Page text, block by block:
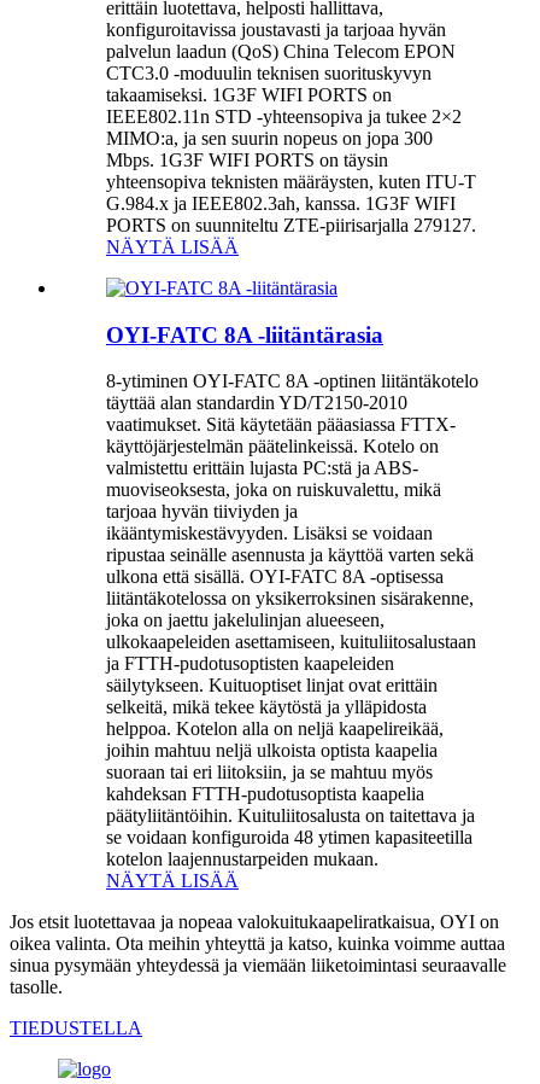
erittäin luotettava, helposti hallittava,
konfiguroitavissa joustavasti ja tarjoaa hyvän
palvelun laadun (QoS) China Telecom EPON
CTC3.0 -moduulin teknisen suorituskyvyn
takaamiseksi. 1G3F WIFI PORTS on
IEEE802.11n STD -yhteensopiva ja tukee 2×2
MIMO:a, ja sen suurin nopeus on jopa 300
Mbps. 1G3F WIFI PORTS on täysin
yhteensopiva teknisten määräysten, kuten ITU-T
G.984.x ja IEEE802.3ah, kanssa. 1G3F WIFI
PORTS on suunniteltu ZTE-piirisarjalla 279127.
NÄYTÄ LISÄÄ
OYI-FATC 8A -liitäntärasia
8-ytiminen OYI-FATC 8A -optinen liitäntäkotelo
täyttää alan standardin YD/T2150-2010
vaatimukset. Sitä käytetään pääasiassa FTTX-
käyttöjärjestelmän päätelinkeissä. Kotelo on
valmistettu erittäin lujasta PC:stä ja ABS-
muoviseoksesta, joka on ruiskuvalettu, mikä
tarjoaa hyvän tiiviyden ja
ikääntymiskestävyyden. Lisäksi se voidaan
ripustaa seinälle asennusta ja käyttöä varten sekä
ulkona että sisällä. OYI-FATC 8A -optisessa
liitäntäkotelossa on yksikerroksinen sisärakenne,
joka on jaettu jakelulinjan alueeseen,
ulkokaapeleiden asettamiseen, kuituliitosalustaan ​​
ja FTTH-pudotusoptisten kaapeleiden
säilytykseen. Kuituoptiset linjat ovat erittäin
selkeitä, mikä tekee käytöstä ja ylläpidosta
helppoa. Kotelon alla on neljä kaapelireikää,
joihin mahtuu neljä ulkoista optista kaapelia
suoraan tai eri liitoksiin, ja se mahtuu myös
kahdeksan FTTH-pudotusoptista kaapelia
päätyliitäntöihin. Kuituliitosalusta on taitettava ja
se voidaan konfiguroida 48 ytimen kapasiteetilla
kotelon laajennustarpeiden mukaan.
NÄYTÄ LISÄÄ
Jos etsit luotettavaa ja nopeaa valokuitukaapeliratkaisua, OYI on
oikea valinta. Ota meihin yhteyttä ja katso, kuinka voimme auttaa
sinua pysymään yhteydessä ja viemään liiketoimintasi seuraavalle
tasolle.
TIEDUSTELLA